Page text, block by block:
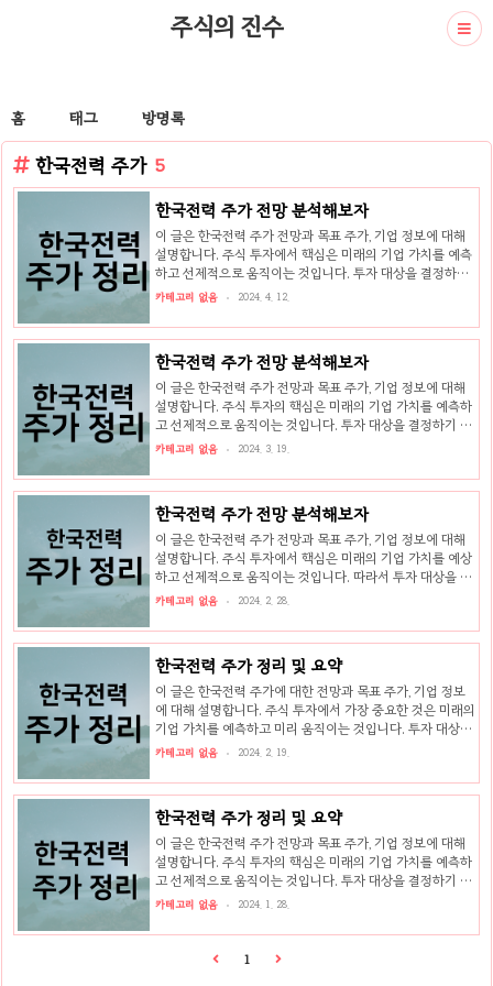
주식의 진수
홈 태그 방명록
한국전력 주가 5
한국전력 주가 전망 분석해보자
이 글은 한국전력 주가 전망과 목표 주가, 기업 정보에 대해
설명합니다. 주식 투자에서 핵심은 미래의 기업 가치를 예측
하고 선제적으로 움직이는 것입니다. 투자 대상을 결정하기
전에 현재 기업의 상황과 수치를 검토하는 것이 필요합니다.
자에 도움이 될 자료를 모아두었으니, 끝까지 읽어보시고 투
한국의 대표적인 전력회사로, 전국적으로 전력 생산, 배전, 판
매 등을 담당하고 있다. 회사는 1961년에 설립되었으며, 주
로 화력발전, 수력발전, 원자력발전 등 다양한 발전원을 통해
전력을 생산하고 있다. 한국전력은 안정적이고 신뢰할 수 있
는 전력 공급을 위해 지속적인 시설 개선과 기술 혁신을 추진
카테고리 없음 2024. 4. 12.
한국전력 주가 전망 분석해보자
이 글은 한국전력 주가 전망과 목표 주가, 기업 정보에 대해
설명합니다. 주식 투자의 핵심은 미래의 기업 가치를 예측하
고 선제적으로 움직이는 것입니다. 투자 대상을 결정하기 전
에 현재 기업의 상황과 수치를 검토하는 것이 중요합니다. 한
움이 될 자료들을 모았으니 읽어보시고 투자에 참고하시기
공급기업으로, 전력 생산, 유통, 판매 등 다양한 업무를 수행
하고 있다. 회사는 국내외에서 전력 발전 및 수송, 에너지 관
련 사업을 진행하고 있으며, 전력 분야에서의 기술과 경험을
바탕으로 안정적이고 지속 가능한 전력 공급을 위해 노력하
고 있다. 한국전력은 국내 전력 수급의 안정성을 위해 다양한
카테고리 없음 2024. 3. 19.
한국전력 주가 전망 분석해보자
이 글은 한국전력 주가 전망과 목표 주가, 기업 정보에 대해
설명합니다. 주식 투자에서 핵심은 미래의 기업 가치를 예상
하고 선제적으로 움직이는 것입니다. 따라서 투자 대상을 결
정하기 전에 현재 기업의 현황과 수치를 검토하는 것이 필요
주식 투자에 도움을 줄 자료들을 모아두었으니, 이 글을 끝까
주가 한국전력은 대한민국의 전력 공급을 담당하는 국영 전
력 회사로서, 전기 생산 및 공급, 전력 시설 유지 보수 등을 담
당하고 있습니다. 회사의 주식은 한국 거래소에 상장되어 있
으며, 주식 코드는 015760입니다. 한국전력은 국내외에서
다양한 발전소를 보유하고 있으며, 재생에너지와 환경 친화
카테고리 없음 2024. 2. 28.
한국전력 주가 정리 및 요약
이 글은 한국전력 주가에 대한 전망과 목표 주가, 기업 정보
에 대해 설명합니다. 주식 투자에서 가장 중요한 것은 미래의
기업 가치를 예측하고 미리 움직이는 것입니다. 투자 대상을
결정하기 전에 현재 기업의 상황과 수치를 검토하는 것이 필
고 투자에 도움을 줄 자료를 모았으니, 마지막까지 읽어보시
전력은 한국의 대표적인 공공기업으로, 전력생산 및 공급을
담당하고 있다. 주식은 한국거래소에 상장되어 있으며, 주가
는 시장의 변동에 따라 변동한다. 한국전력은 국내외에서 다
양한 발전소를 운영하고 있으며, 주요 사업은 화력, 수력, 원
자력 발전 등이다. 또한 전력 공급뿐만 아니라 에너지 관련
카테고리 없음 2024. 2. 19.
한국전력 주가 정리 및 요약
이 글은 한국전력 주가 전망과 목표 주가, 기업 정보에 대해
설명합니다. 주식 투자의 핵심은 미래의 기업 가치를 예측하
고 선제적으로 움직이는 것입니다. 투자 대상을 결정하기 전
에 현재 기업의 상황과 수치를 검토하는 것이 필요합니다. 한
에 도움이 되는 자료들을 모아두었습니다. 이 글을 끝까지 읽
어보시고 투자에 도움을 받으시기 바랍니다. 한국전력 주가
카테고리 없음 2024. 1. 28.
1